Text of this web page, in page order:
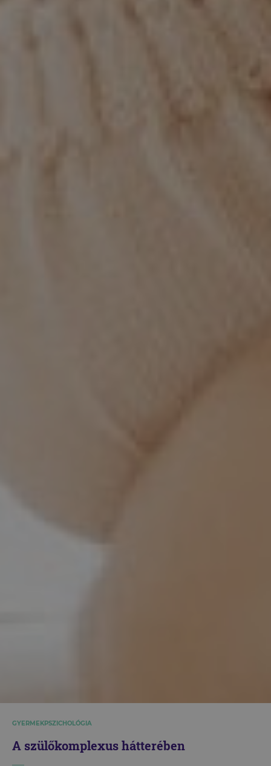
GYERMEKPSZICHOLÓGIA
A szülőkomplexus hátterében